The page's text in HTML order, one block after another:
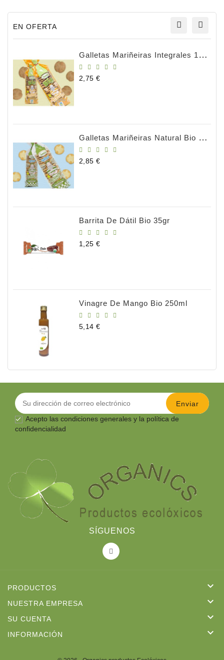
EN OFERTA
Galletas Mariñeiras Integrales 180g BIO
Precio
2,75 €
Galletas Mariñeiras Natural Bio 180gr
Precio
2,85 €
Barrita De Dátil Bio 35gr
Precio
1,25 €
Vinagre De Mango Bio 250ml
Precio
5,14 €
 Acepto las condiciones generales y la política de
confidencialidad
SÍGUENOS
PRODUCTOS 
NUESTRA EMPRESA 
SU CUENTA 
INFORMACIÓN 